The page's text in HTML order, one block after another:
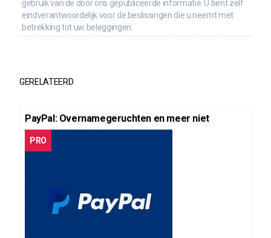
gebruik van de door ons gepubliceerde informatie. U bent zelf
eindverantwoordelijk voor de beslissingen die u neemt met
betrekking tot uw beleggingen.
GERELATEERD
PayPal: Overnamegeruchten en meer niet
PRO